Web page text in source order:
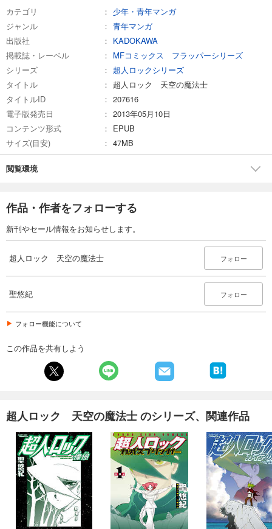
カテゴリ
少年・青年マンガ
ジャンル
青年マンガ
出版社
KADOKAWA
掲載誌・レーベル
MFコミックス フラッパーシリーズ
シリーズ
超人ロックシリーズ
タイトル
超人ロック 天空の魔法士
タイトルID
207616
電子版発売日
2013年05月10日
コンテンツ形式
EPUB
サイズ(目安)
47MB
閲覧環境
作品・作者をフォローする
新刊やセール情報をお知らせします。
超人ロック 天空の魔法士 フォロー
聖悠紀 フォロー
フォロー機能について
この作品を共有しよう
超人ロック 天空の魔法士 のシリーズ、関連作品